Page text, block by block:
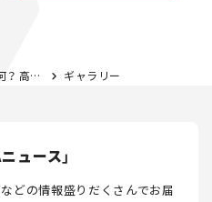
例を解説。 ギャラリー
ュース」
どの情報盛りだくさんでお届